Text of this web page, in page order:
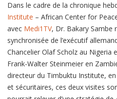
Dans le cadre de la chronique
Institute – African Center for
avec Medi1TV, Dr. Bakary Sambe
synchronisée de l’exécutif
Chancelier Olaf Scholz au Nigeria
Frank-Walter Steinmeier en
directeur du Timbuktu Institute,
et sécuritaires, ces deux visites